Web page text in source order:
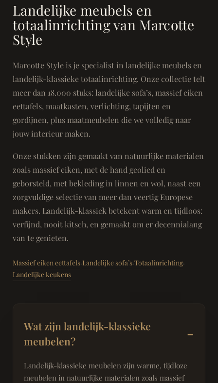
Landelijke meubels en
totaalinrichting van Marcotte
Style
Marcotte Style is je specialist in landelijke meubels en
landelijk-klassieke totaalinrichting. Onze collectie telt
meer dan 18.000 stuks: landelijke sofa’s, massief eiken
eettafels, maatkasten, verlichting, tapijten en
gordijnen, plus maatmeubelen die we volledig naar
jouw interieur maken.
Onze stukken zijn gemaakt van natuurlijke materialen
zoals massief eiken, met de hand geolied en
geborsteld, met bekleding in linnen en wol, naast een
zorgvuldige selectie van meer dan veertig Europese
makers. Landelijk-klassiek betekent warm en tijdloos:
verfijnd, nooit kitsch, en gemaakt om er decennialang
van te genieten.
Massief eiken eettafels·Landelijke sofa’s·Totaalinrichting·
Landelijke keukens
Wat zijn landelijk-klassieke
meubelen?
Landelijk-klassieke meubelen zijn warme, tijdloze
meubelen in natuurlijke materialen zoals massief